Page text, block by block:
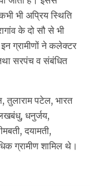
भी अप्रिय स्थिति
के दो सौ से भी
ग्रामीणों ने कलेक्टर
सरपंच व संबंधित
तुलाराम पटेल, भारत
धनुर्जय,
दयामती,
ग्रामीण शामिल थे।